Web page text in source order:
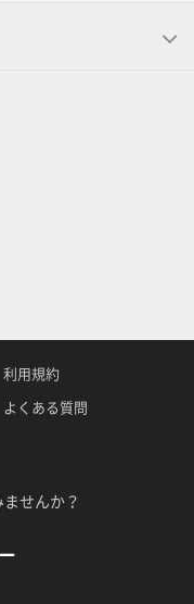
利用規約
よくある質問
せんか？